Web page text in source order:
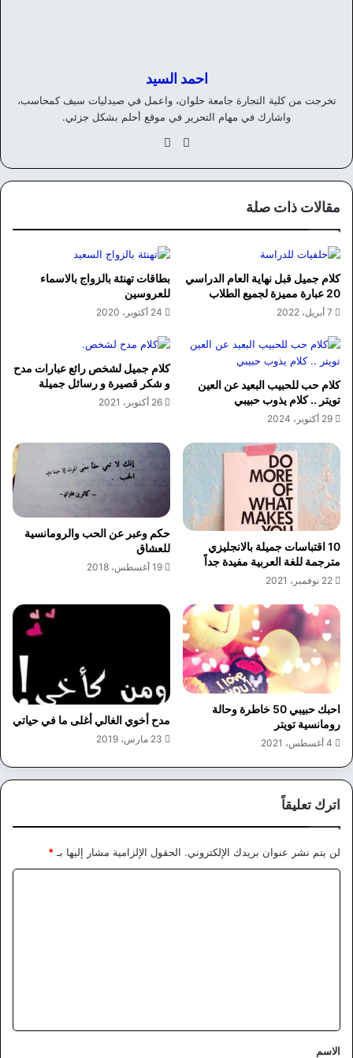
احمد السيد
تخرجت من كلية التجارة جامعة حلوان، واعمل في صيدليات سيف كمحاسب،
واشارك في مهام التحرير في موقع أحلم بشكل جزئي.
موق
الويوك
مقالات ذات صلة
كلام جميل قبل نهاية العام الدراسي
20 عبارة مميزة لجميع الطلاب
7 أبريل، 2022
بطاقات تهنئة بالزواج بالاسماء
للعروسين
24 أكتوبر، 2020
كلام حب للحبيب البعيد عن العين
تويتر .. كلام يذوب حبيبي
29 أكتوبر، 2024
كلام جميل لشخص رائع عبارات مدح
و شكر قصيرة و رسائل جميلة
26 أكتوبر، 2021
10 اقتباسات جميلة بالانجليزي
مترجمة للغة العربية مفيدة جداً
22 نوفمبر، 2021
حكم وعبر عن الحب والرومانسية
للعشاق
19 أغسطس، 2018
احبك حبيبي 50 خاطرة وحالة
رومانسية تويتر
4 أغسطس، 2021
مدح أخوي الغالي أغلى ما في حياتي
23 مارس، 2019
اترك تعليقاً
لن يتم نشر عنوان بريدك الإلكتروني. الحقول الإلزامية مشار إليها بـ *
*
الاسم